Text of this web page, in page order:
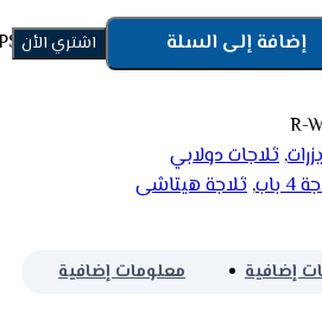
إضافة إلى السلة اشتري الأن
R-
, ثلاجات دولابي
4 باب , ثلاجة هيتاشى
إضافية معلومات إضافية